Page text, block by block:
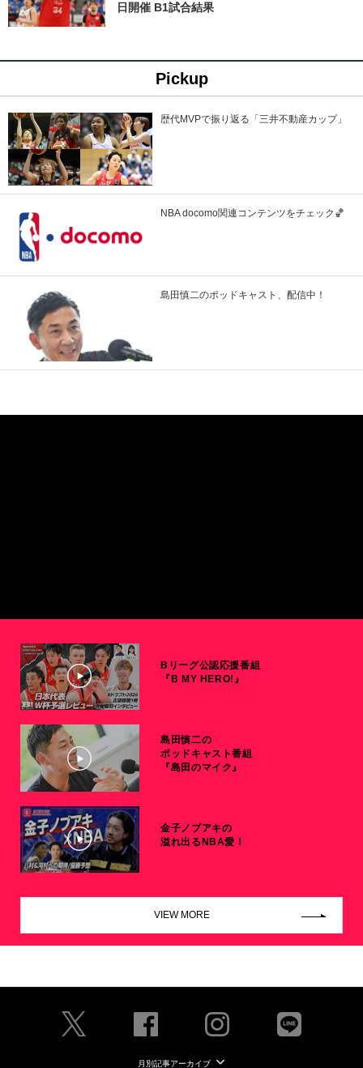
日開催 B1試合結果
Pickup
歴代MVPで振り返る「三井不動産カップ」
NBA docomo関連コンテンツをチェック🏀
島田慎二のポッドキャスト、配信中！
Bリーグ公認応援番組
『B MY HERO!』
島田慎二の
ポッドキャスト番組
『島田のマイク』
金子ノブアキの
溢れ出るNBA愛！
VIEW MORE
月別記事アーカイブ